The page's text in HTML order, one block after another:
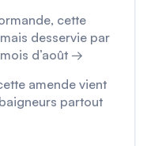
cette
desservie par
d’août →
amende vient
partout